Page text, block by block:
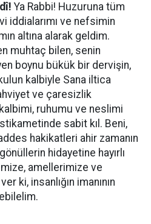
Ya Rabbi! Huzuruna tüm
iddialarımı ve nefsimin
altına alarak geldim.
muhtaç bilen, senin
boynu bükük bir dervişin,
kalbiyle Sana iltica
ve çaresizlik
ruhumu ve neslimi
sabit kıl. Beni,
hakikatleri ahir zamanın
hidayetine hayırlı
amellerimize ve
ki, insanlığın imanının